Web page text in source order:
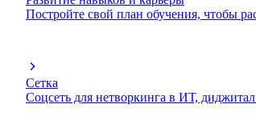
Постройте свой план обучения, чтобы
Сетка
Соцсеть для нетворкинга в ИТ,